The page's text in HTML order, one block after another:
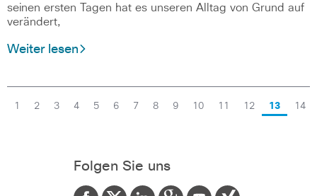
seinen ersten Tagen hat es unseren Alltag von Grund auf
verändert,
Weiter lesen
1 2 3 4 5 6 7 8 9 10 11 12 13 14
Folgen Sie uns